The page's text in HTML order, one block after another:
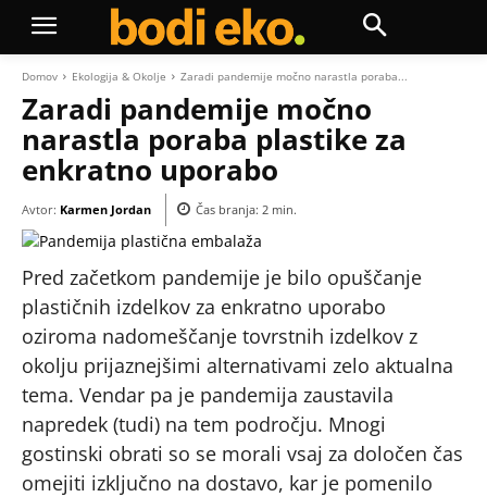
Domov Ekologija & Okolje Zaradi pandemije močno narastla poraba...
Zaradi pandemije močno
narastla poraba plastike za
enkratno uporabo
Avtor: Karmen Jordan Čas branja: 2 min.
Pred začetkom pandemije je bilo opuščanje
plastičnih izdelkov za enkratno uporabo
oziroma nadomeščanje tovrstnih izdelkov z
okolju prijaznejšimi alternativami zelo aktualna
tema. Vendar pa je pandemija zaustavila
napredek (tudi) na tem področju. Mnogi
gostinski obrati so se morali vsaj za določen čas
omejiti izključno na dostavo, kar je pomenilo